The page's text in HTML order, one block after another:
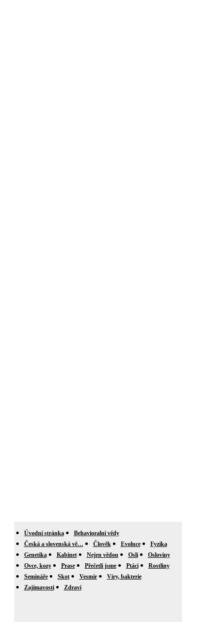
Úvodní stránka
Behavioralni vědy
Česká a slovenská vě…
Člověk Evoluce
Fyzika
Genetika
Kabinet Nejen vědou Osli
Osloviny
Ovce, kozy
Prase Přečetli jsme Ptáci
Rostliny
Semináře
Skot Vesmír
Viry, bakterie
Zajímavosti
Zdraví